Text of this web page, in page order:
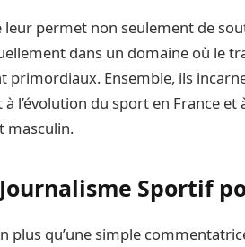
permet non seulement de
dans un domaine où le
primordiaux. Ensemble, ils
l’évolution du sport en France
masculin.
Sportif
plus qu’une simple